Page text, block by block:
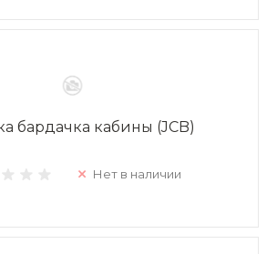
бардачка кабины (JCB)
Нет в наличии